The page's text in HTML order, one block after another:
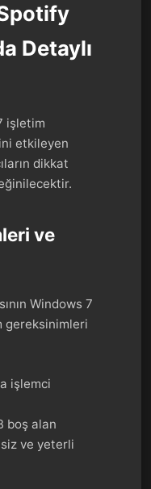
Detaylı
işletim
etkileyen
dikkat
ve
Windows 7
gereksinimleri
işlemci
boş alan
ve yeterli